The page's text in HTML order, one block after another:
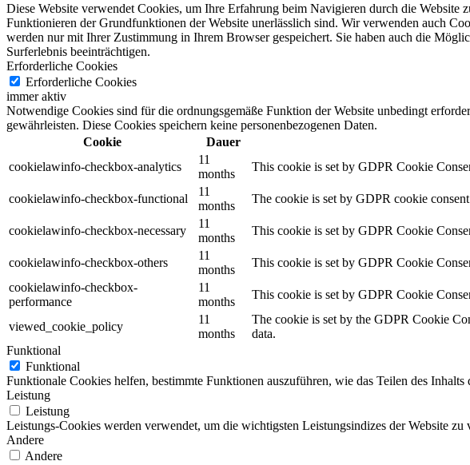
Diese Website verwendet Cookies, um Ihre Erfahrung beim Navigieren durch die Website
Funktionieren der Grundfunktionen der Website unerlässlich sind. Wir verwenden auch
werden nur mit Ihrer Zustimmung in Ihrem Browser gespeichert. Sie haben auch die
Surferlebnis beeinträchtigen.
Erforderliche Cookies
Erforderliche Cookies
immer aktiv
Notwendige Cookies sind für die ordnungsgemäße Funktion der Website unbedingt
gewährleisten. Diese Cookies speichern keine personenbezogenen Daten.
Cookie
Dauer
cookielawinfo-checkbox-analytics
11
months
This cookie is set by GDPR Cookie
cookielawinfo-checkbox-functional
11
months
The cookie is set by GDPR cookie
cookielawinfo-checkbox-necessary
11
months
This cookie is set by GDPR Cookie
cookielawinfo-checkbox-others
11
months
This cookie is set by GDPR Cookie
cookielawinfo-checkbox-
performance
11
months
This cookie is set by GDPR Cookie
viewed_cookie_policy
11
months
The cookie is set by the GDPR Cookie
data.
Funktional
Funktional
Funktionale Cookies helfen, bestimmte Funktionen auszuführen, wie das Teilen des
Leistung
Leistung
Leistungs-Cookies werden verwendet, um die wichtigsten Leistungsindizes der Website
Andere
Andere